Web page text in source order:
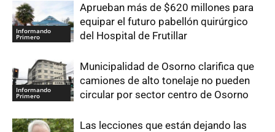
Informando
Primero
Aprueban más de $620 millones para
equipar el futuro pabellón quirúrgico
del Hospital de Frutillar
Informando
Primero
Municipalidad de Osorno clarifica que
camiones de alto tonelaje no pueden
circular por sector centro de Osorno
Las lecciones que están dejando las